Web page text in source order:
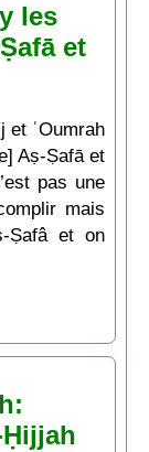
les
et
et ʿOumrah
Aṣ-Ṣafā et
pas une
mais
Ṣafâ et on